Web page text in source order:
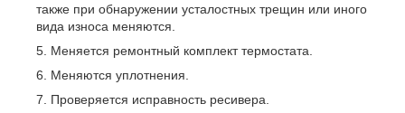
также при обнаружении усталостных трещин или иного
вида износа меняются.
Меняется ремонтный комплект термостата.
Меняются уплотнения.
Проверяется исправность ресивера.